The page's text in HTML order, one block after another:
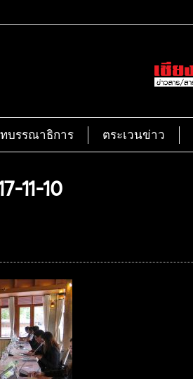
บรรณาธิการ ตระเวนข่าว
11-10